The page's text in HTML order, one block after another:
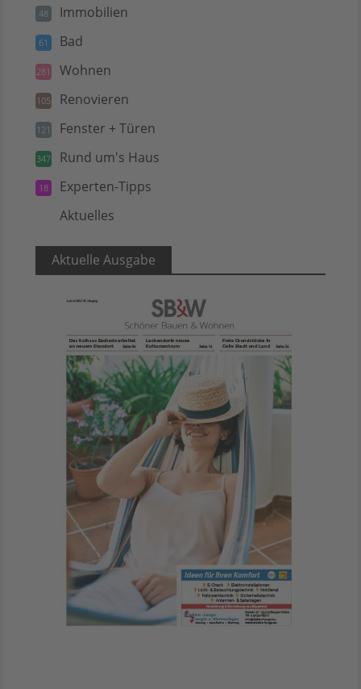
48 Immobilien
61 Bad
281 Wohnen
105 Renovieren
121 Fenster + Türen
347 Rund um's Haus
18 Experten-Tipps
Aktuelles
Aktuelle Ausgabe